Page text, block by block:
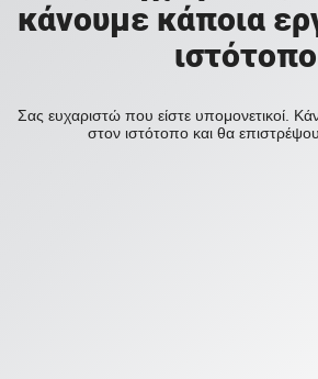
κάνουμε κάποια
ιστότοπο
Σας ευχαριστώ που είστε υπομονετικοί.
στον ιστότοπο και θα